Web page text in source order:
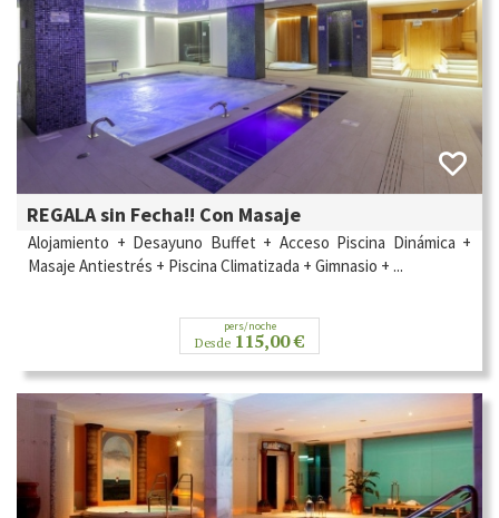
REGALA sin Fecha!! Con Masaje
Alojamiento + Desayuno Buffet + Acceso Piscina Dinámica +
Masaje Antiestrés + Piscina Climatizada + Gimnasio + ...
pers/noche
Desde 115,00 €